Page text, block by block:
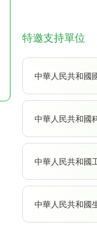
特邀支持單位
中華人民共和國
中華人民共和國
中華人民共和國
中華人民共和國